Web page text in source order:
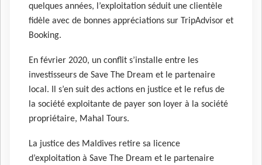
quelques années, l’exploitation séduit une clientèle
fidèle avec de bonnes appréciations sur TripAdvisor et
Booking.
En février 2020, un conflit s’installe entre les
investisseurs de Save The Dream et le partenaire
local. Il s’en suit des actions en justice et le refus de
la société exploitante de payer son loyer à la société
propriétaire, Mahal Tours.
La justice des Maldives retire sa licence
d’exploitation à Save The Dream et le partenaire